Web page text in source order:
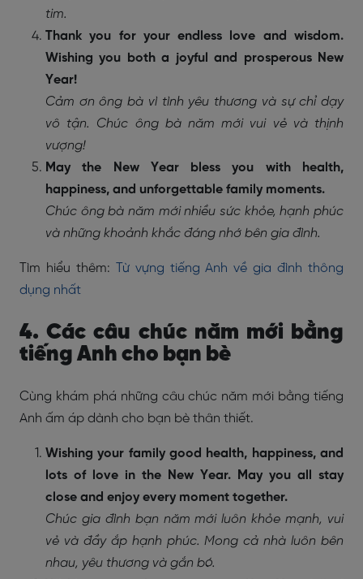
tim.
Thank you for your endless love and wisdom.
Wishing you both a joyful and prosperous New
Year!
Cảm ơn ông bà vì tình yêu thương và sự chỉ dạy
vô tận. Chúc ông bà năm mới vui vẻ và thịnh
vượng!
May the New Year bless you with health,
happiness, and unforgettable family moments.
Chúc ông bà năm mới nhiều sức khỏe, hạnh phúc
và những khoảnh khắc đáng nhớ bên gia đình.
Tìm hiểu thêm:
Từ vựng tiếng Anh về gia đình thông
dụng nhất
4. Các câu chúc năm mới bằng
tiếng Anh cho bạn bè
Cùng khám phá những câu chúc năm mới bằng tiếng
Anh ấm áp dành cho bạn bè thân thiết.
Wishing your family good health, happiness, and
lots of love in the New Year. May you all stay
close and enjoy every moment together.
Chúc gia đình bạn năm mới luôn khỏe mạnh, vui
vẻ và đầy ắp hạnh phúc. Mong cả nhà luôn bên
nhau, yêu thương và gắn bó.